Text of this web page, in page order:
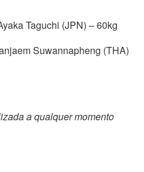
Taguchi (JPN) – 60kg
Suwannapheng (THA)
a qualquer momento